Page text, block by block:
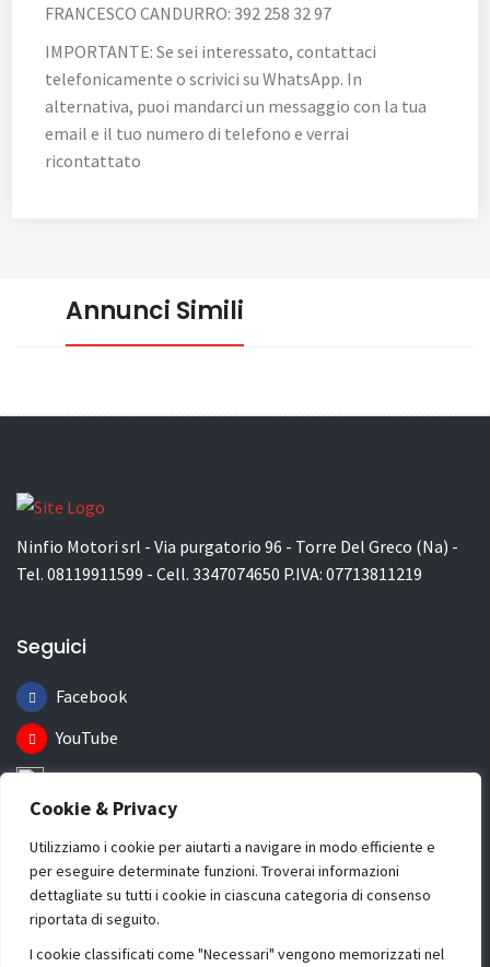
Cookie & Privacy
Utilizziamo i cookie per aiutarti a navigare in modo efficiente e
per eseguire determinate funzioni. Troverai informazioni
dettagliate su tutti i cookie in ciascuna categoria di consenso
riportata di seguito.
I cookie classificati come "Necessari" vengono memorizzati nel
FRANCESCO CANDURRO: 392 258 32 97
IMPORTANTE: Se sei interessato, contattaci
telefonicamente o scrivici su WhatsApp. In
alternativa, puoi mandarci un messaggio con la tua
email e il tuo numero di telefono e verrai
ricontattato
Annunci Simili
Ninfio Motori srl - Via purgatorio 96 - Torre Del Greco (Na) -
Tel. 08119911599 - Cell. 3347074650 P.IVA: 07713811219
Seguici
Facebook
YouTube
Instagram
Informazioni
Chi Siamo
Dove Siamo